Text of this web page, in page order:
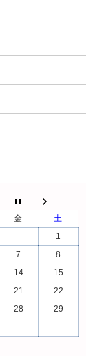
金
土
1
7
8
14
15
21
22
28
29